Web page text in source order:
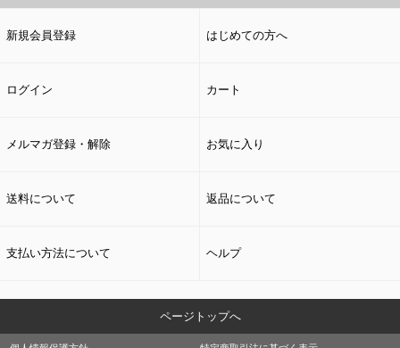
新規会員登録 はじめての方へ
ログイン カート
メルマガ登録・解除 お気に入り
送料について 返品について
支払い方法について ヘルプ
ページトップへ